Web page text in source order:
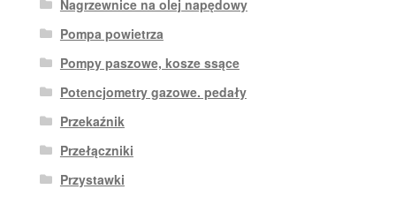
Nagrzewnice na olej napędowy
Pompa powietrza
Pompy paszowe, kosze ssące
Potencjometry gazowe. pedały
Przekaźnik
Przełączniki
Przystawki